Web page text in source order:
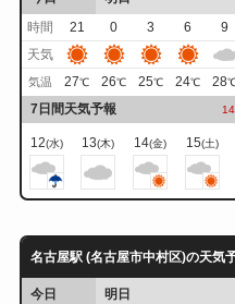
時間
21 0 3 6 9
天気
気温 27℃ 26℃ 25℃ 24℃ 28
7日間天気予報
12(水) 13(木) 14(金) 15(土)
名古屋駅 (名古屋市中村区)の天気
今日 明日